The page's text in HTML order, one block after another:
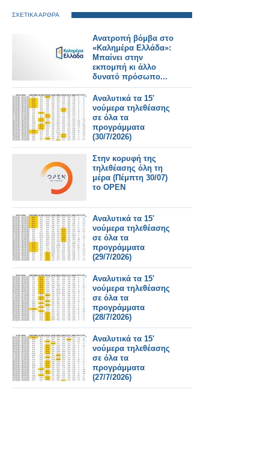
ΣΧΕΤΙΚΑ ΑΡΘΡΑ
Ανατροπή βόμβα στο
«Καλημέρα Ελλάδα»:
Μπαίνει στην
εκπομπή κι άλλο
δυνατό πρόσωπο...
Αναλυτικά τα 15'
νούμερα τηλεθέασης
σε όλα τα
προγράμματα
(30/7/2026)
Στην κορυφή της
τηλεθέασης όλη τη
μέρα (Πέμπτη 30/07)
το OPEN
Αναλυτικά τα 15'
νούμερα τηλεθέασης
σε όλα τα
προγράμματα
(29/7/2026)
Αναλυτικά τα 15'
νούμερα τηλεθέασης
σε όλα τα
προγράμματα
(28/7/2026)
Αναλυτικά τα 15'
νούμερα τηλεθέασης
σε όλα τα
προγράμματα
(27/7/2026)